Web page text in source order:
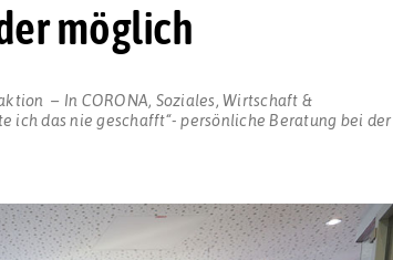
möglich
In CORONA Soziales Wirtschaft &
ich das nie geschafft“- persönliche Beratung bei der